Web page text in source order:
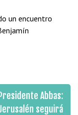
un encuentro
Presidente Abbas:
seguirá